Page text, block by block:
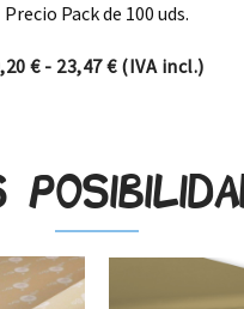
Precio Pack de 100 uds.
€ - 23,47€Rango de
(IVA incl.)